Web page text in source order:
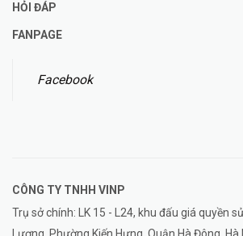
HỎI ĐÁP
FANPAGE
Facebook
CÔNG TY TNHH VINP
Trụ sở chính: LK 15 - L24, khu đấu giá quyền